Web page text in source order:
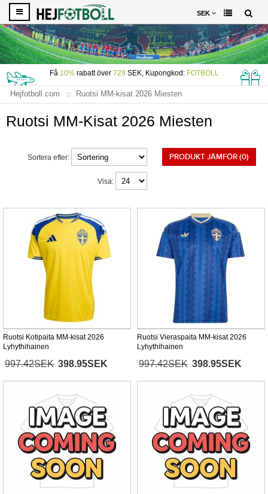
SEK
Få 10%rabatt över 729 SEK, Kupongkod: FOTBOLL
Hejfotboll.com Ruotsi MM-kisat 2026 Miesten
Ruotsi MM-Kisat 2026 Miesten
PRODUKT JÄMFÖR (0)
Sortera efter:
Visa:
Ruotsi Kotipaita MM-kisat 2026
Lyhythihainen
997.42SEK 398.95SEK
Ruotsi Vieraspaita MM-kisat 2026
Lyhythihainen
997.42SEK 398.95SEK